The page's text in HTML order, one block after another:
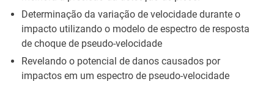
Determinação da variação de velocidade durante o
impacto utilizando o modelo de espectro de resposta
de choque de pseudo-velocidade
Revelando o potencial de danos causados por
impactos em um espectro de pseudo-velocidade